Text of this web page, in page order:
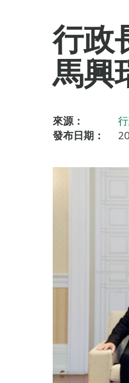
行政
馬興
來源：
發布日期：